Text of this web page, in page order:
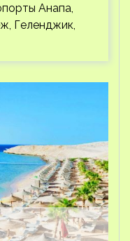
Анапа,
Геленджик,